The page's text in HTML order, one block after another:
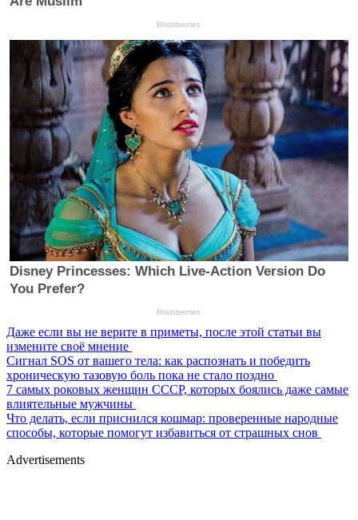
Даже если вы не верите в приметы, после этой статьи вы
измените своё мнение
Сигнал SOS от вашего тела: как распознать и победить
хроническую тазовую боль пока не стало поздно
7 самых роковых женщин СССР, которых боялись даже самые
влиятельные мужчины
Что делать, если приснился кошмар: проверенные народные
способы, которые помогут избавиться от страшных снов
Advertisements